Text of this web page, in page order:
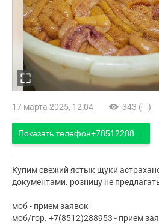
17 марта 2025, 12:04 343 (—)
Показать телефон+78512288....
Купим свежий ястык щуки
документами. розницу не
моб - прием заявок
моб/гор. +7(8512)288953 - прием